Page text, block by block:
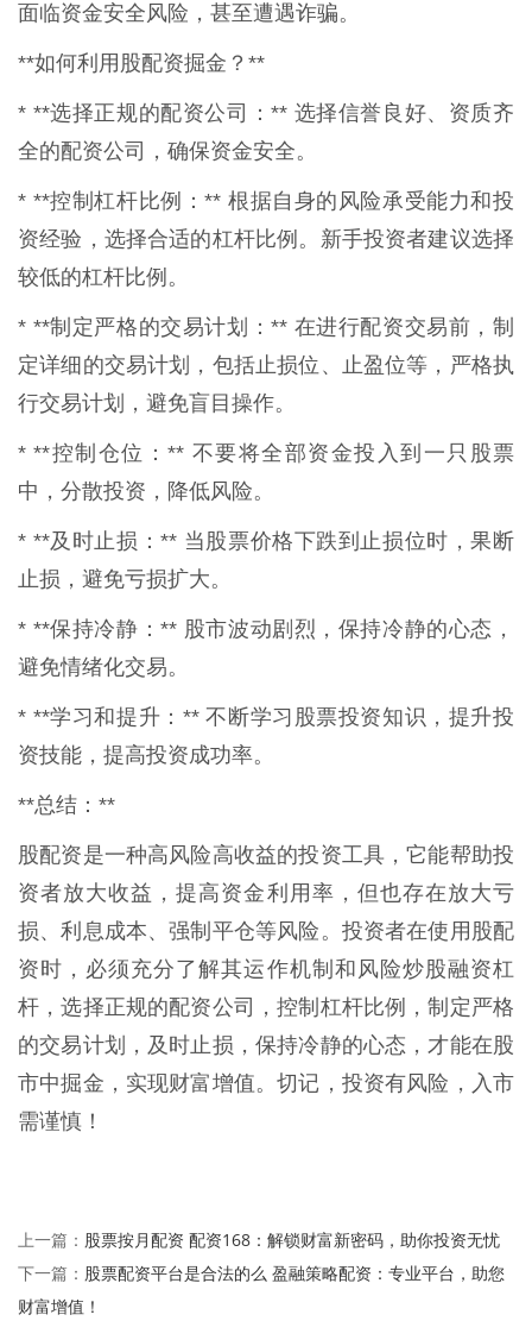
面临资金安全风险，甚至遭遇诈骗。
**如何利用股配资掘金？**
* **选择正规的配资公司：** 选择信誉良好、资质齐
全的配资公司，确保资金安全。
* **控制杠杆比例：** 根据自身的风险承受能力和投
资经验，选择合适的杠杆比例。新手投资者建议选择
较低的杠杆比例。
* **制定严格的交易计划：** 在进行配资交易前，制
定详细的交易计划，包括止损位、止盈位等，严格执
行交易计划，避免盲目操作。
* **控制仓位：** 不要将全部资金投入到一只股票
中，分散投资，降低风险。
* **及时止损：** 当股票价格下跌到止损位时，果断
止损，避免亏损扩大。
* **保持冷静：** 股市波动剧烈，保持冷静的心态，
避免情绪化交易。
* **学习和提升：** 不断学习股票投资知识，提升投
资技能，提高投资成功率。
**总结：**
股配资是一种高风险高收益的投资工具，它能帮助投
资者放大收益，提高资金利用率，但也存在放大亏
损、利息成本、强制平仓等风险。投资者在使用股配
资时，必须充分了解其运作机制和风险炒股融资杠
杆，选择正规的配资公司，控制杠杆比例，制定严格
的交易计划，及时止损，保持冷静的心态，才能在股
市中掘金，实现财富增值。切记，投资有风险，入市
需谨慎！
上一篇： 股票按月配资 配资168：解锁财富新密码，助你投资无忧
下一篇： 股票配资平台是合法的么 盈融策略配资：专业平台，助您
财富增值！